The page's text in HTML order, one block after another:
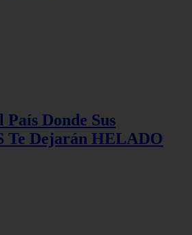
Donde Sus
Te Dejarán HELADO